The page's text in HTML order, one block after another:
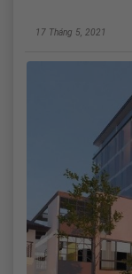
17 Tháng 5, 2021